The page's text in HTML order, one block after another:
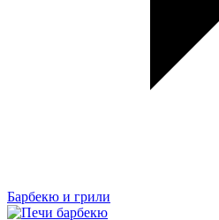
Барбекю и грили